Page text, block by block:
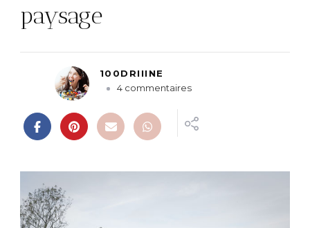
paysage
100DRIIINE
4 commentairess
r
L
g